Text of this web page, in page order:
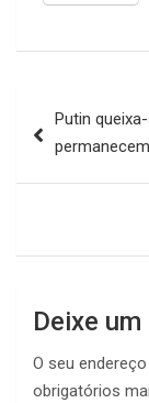
de
Putin
Deixe
O seu
obrigatórios